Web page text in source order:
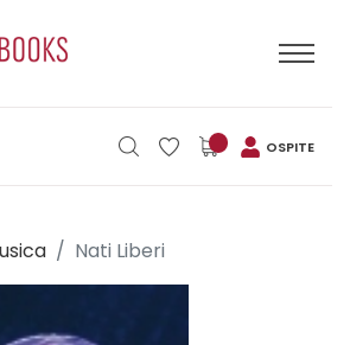
OSPITE
Nati Liberi